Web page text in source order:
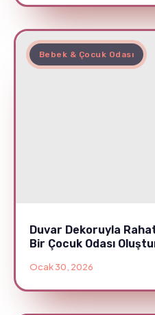
Bebek & Çocuk Odası
Duvar Dekoruyla
Bir Çocuk Odası
Ocak 30, 2026